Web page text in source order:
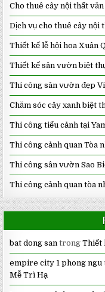
Cho thuê cây nội thất
Dịch vụ cho thuê cây nội
Thiết kế lễ hội hoa Xuân
Thiết kế sân vườn biệt
Thi công sân vườn đẹp
Chăm sóc cây xanh biệt
Thi công tiểu cảnh tại
Thi công cảnh quan Tòa
Thi công sân vườn Sao
Thi công cảnh quan tòa
bat dong san trongThiết
empire city 1 phong ngu
Mễ Trì Hạ